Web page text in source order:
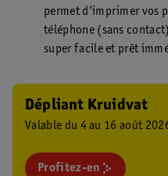
permet d’imprimer vos
téléphone (sans
super facile et prêt
Dépliant Kruidvat
Valable du 4 au 16 août
Profitez-en